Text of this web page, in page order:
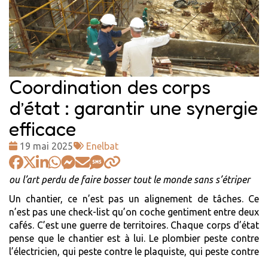
Coordination des corps
d’état : garantir une synergie
efficace
Date
:
19 mai 2025
Tags
:
Enelbat
ou l’art perdu de faire bosser tout le monde sans s’étriper
Un chantier, ce n’est pas un alignement de tâches. Ce
n’est pas une check-list qu’on coche gentiment entre deux
cafés. C’est une guerre de territoires. Chaque corps d’état
pense que le chantier est à lui. Le plombier peste contre
l’électricien, qui peste contre le plaquiste, qui peste contre